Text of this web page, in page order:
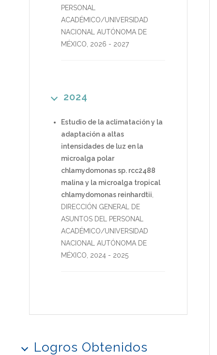
PERSONAL
ACADÉMICO/UNIVERSIDAD
NACIONAL AUTÓNOMA DE
MÉXICO 2026 - 2027
2024
Estudio de la aclimatación y la
adaptación a altas
intensidades de luz en la
microalga polar
chlamydomonas sp. rcc2488
malina y la microalga tropical
chlamydomonas reinhardtii
DIRECCIÓN GENERAL DE
ASUNTOS DEL PERSONAL
ACADÉMICO/UNIVERSIDAD
NACIONAL AUTÓNOMA DE
MÉXICO 2024 - 2025
Logros Obtenidos